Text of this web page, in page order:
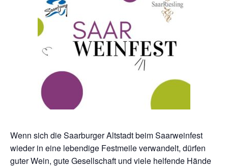
Wenn sich die Saarburger Altstadt beim Saarweinfest
wieder in eine lebendige Festmeile verwandelt, dürfen
guter Wein, gute Gesellschaft und viele helfende Hände